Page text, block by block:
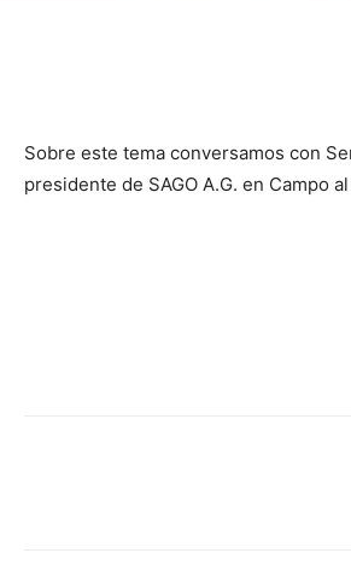
Sobre este tema conversamos con
presidente de SAGO A.G. en Campo